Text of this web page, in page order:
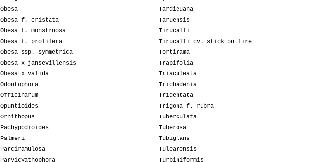
Obesa
Obesa f. cristata
Obesa f. monstruosa
Obesa f. prolifera
Obesa ssp. symmetrica
Obesa x jansevillensis
Obesa x valida
Odontophora
Officinarum
Opuntioides
Ornithopus
Pachypodioides
Palmeri
Parciramulosa
Parvicyathophora
Tardieuana
Taruensis
Tirucalli
Tirucalli cv. stick on fire
Tortirama
Trapifolia
Triaculeata
Trichadenia
Tridentata
Trigona f. rubra
Tuberculata
Tuberosa
Tubiglans
Tulearensis
Turbiniformis